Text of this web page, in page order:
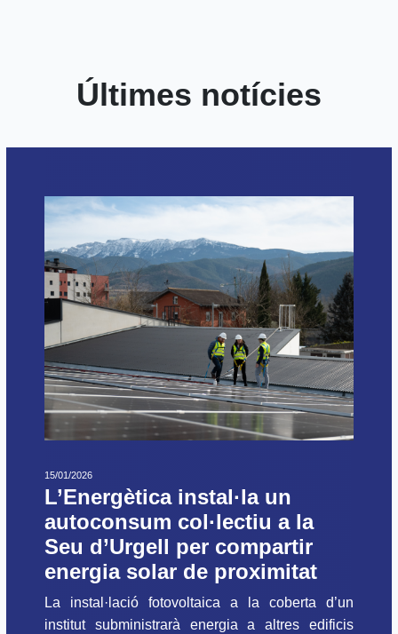
Últimes notícies
15/01/2026
L’Energètica instal·la un
autoconsum col·lectiu a la
Seu d’Urgell per compartir
energia solar de proximitat
La instal·lació fotovoltaica a la coberta d’un
institut subministrarà energia a altres edificis